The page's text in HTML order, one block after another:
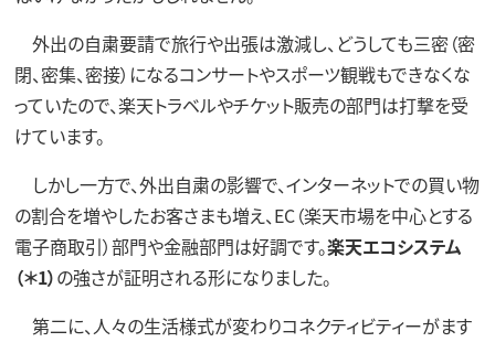
外出の自粛要請で旅行や出張は激減し、どうしても三密（密
閉、密集、密接）になるコンサートやスポーツ観戦もできなくな
っていたので、楽天トラベルやチケット販売の部門は打撃を受
けています。
しかし一方で、外出自粛の影響で、インターネットでの買い物
の割合を増やしたお客さまも増え、EC（楽天市場を中心とする
電子商取引）部門や金融部門は好調です。楽天エコシステム
（＊1）の強さが証明される形になりました。
第二に、人々の生活様式が変わりコネクティビティーがます